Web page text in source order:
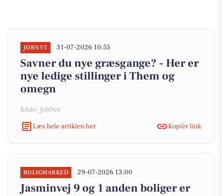
JOBNYT 31-07-2026 10:55
Savner du nye græsgange? - Her er
nye ledige stillinger i Them og
omegn
Kilde: JobNet
Læs hele artiklen her
Kopiér link
BOLIGMARKED 29-07-2026 13:00
Jasminvej 9 og 1 anden boliger er